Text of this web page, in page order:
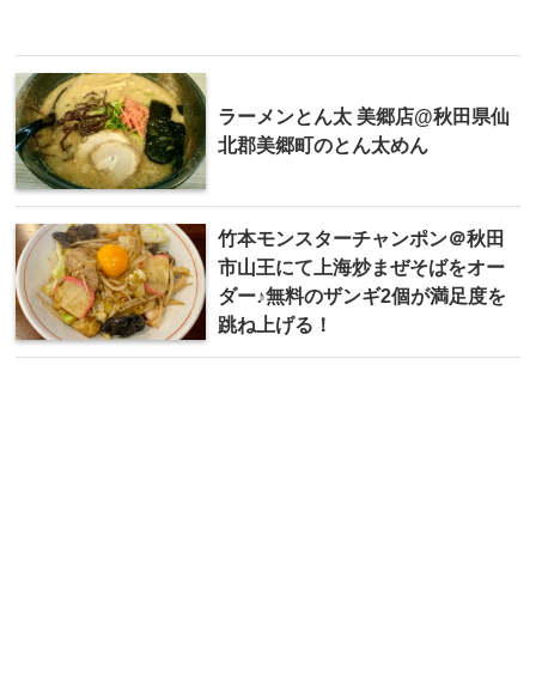
ラーメンとん太 美郷店@秋田県仙
北郡美郷町のとん太めん
竹本モンスターチャンポン＠秋田
市山王にて上海炒まぜそばをオー
ダー♪無料のザンギ2個が満足度を
跳ね上げる！